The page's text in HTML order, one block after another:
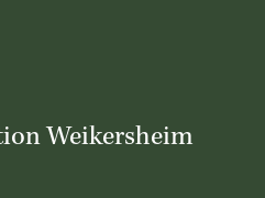
Weikersheim